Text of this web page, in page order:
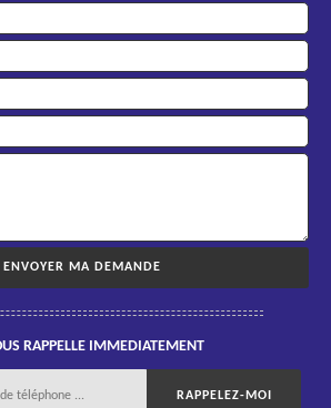
RAPPELLE IMMEDIATEMENT